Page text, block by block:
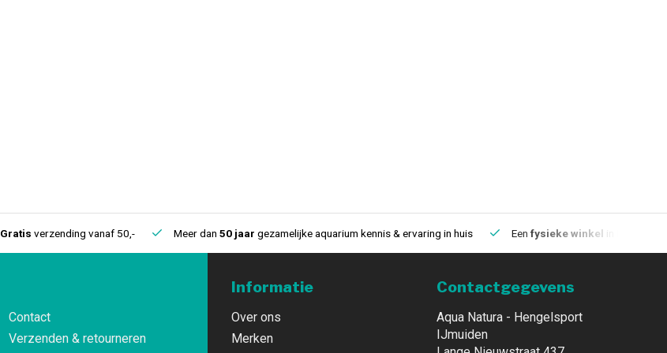
Gratis verzending vanaf 50,- Meer dan 50 jaar gezamelijke aquarium kennis & ervaring in huis Een fysieke winkel
Contact
Verzenden & retourneren
Informatie
Over ons
Merken
Contactgegevens
Aqua Natura - Hengelsport
IJmuiden